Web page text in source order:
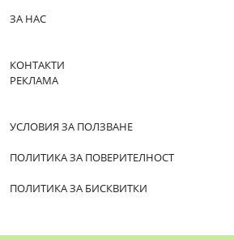
ЗА НАС
КОНТАКТИ
РЕКЛАМА
УСЛОВИЯ ЗА ПОЛЗВАНЕ
ПОЛИТИКА ЗА ПОВЕРИТЕЛНОСТ
ПОЛИТИКА ЗА БИСКВИТКИ